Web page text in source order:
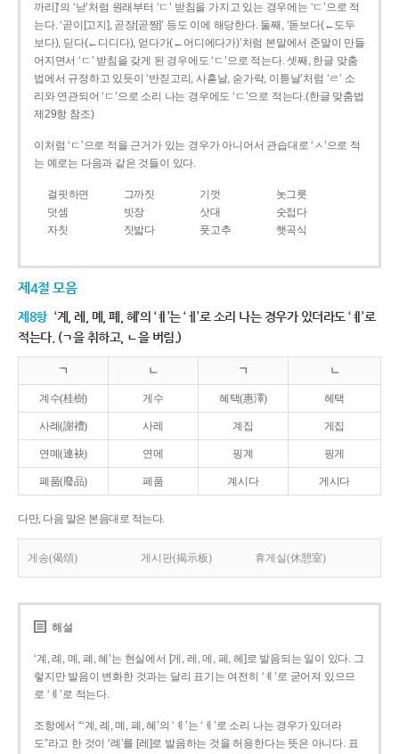
까리]’의 ‘낟’처럼 원래부터 ‘ㄷ’ 받침을 가지고 있는 경우에는 ‘ㄷ’으로 적
는다. ‘곧이[고지], 곧장[곧짱]’ 등도 이에 해당한다. 둘째, ‘돋보다(←도두
보다), 딛다(←디디다), 얻다가(←어디에다가)’처럼 본말에서 준말이 만들
어지면서 ‘ㄷ’ 받침을 갖게 된 경우에도 ‘ㄷ’으로 적는다. 셋째, 한글 맞춤
법에서 규정하고 있듯이 ‘반짇고리, 사흗날, 숟가락, 이튿날’처럼 ‘ㄹ’ 소
리와 연관되어 ‘ㄷ’으로 소리 나는 경우에도 ‘ㄷ’으로 적는다.(한글 맞춤법
제29항 참조)
이처럼 ‘ㄷ’으로 적을 근거가 있는 경우가 아니어서 관습대로 ‘ㅅ’으로 적
는 예로는 다음과 같은 것들이 있다.
걸핏하면 그까짓 기껏
놋그릇
덧셈
빗장 삿대
숫접다
자칫
짓밟다 풋고추 햇곡식
제4절 모음
제8항 ‘계, 례, 몌, 폐, 혜’의 ‘ㅖ’는 ‘ㅔ’로 소리 나는 경우가 있더라도 ‘ㅖ’로
적는다. (ㄱ을 취하고, ㄴ을 버림.)
ㄱ ㄴ ㄱ ㄴ
계수(桂樹) 게수 혜택(惠澤) 헤택
사례(謝禮) 사레 계집 게집
연몌(連袂) 연메 핑계 핑게
폐품(廢品) 페품 계시다 게시다
다만, 다음 말은 본음대로 적는다.
게송(偈頌) 게시판(揭示板) 휴게실(休憩室)
해설
‘계, 례, 몌, 폐, 혜’는 현실에서 [게, 레, 메, 페, 헤]로 발음되는 일이 있다. 그
렇지만 발음이 변화한 것과는 달리 표기는 여전히 ‘ㅖ’로 굳어져 있으므
로 ‘ㅖ’로 적는다.
조항에서 “‘계, 례, 몌, 폐, 혜’의 ‘ㅖ’는 ‘ㅔ’로 소리 나는 경우가 있더라
도”라고 한 것이 ‘례’를 [레]로 발음하는 것을 허용한다는 뜻은 아니다. 표